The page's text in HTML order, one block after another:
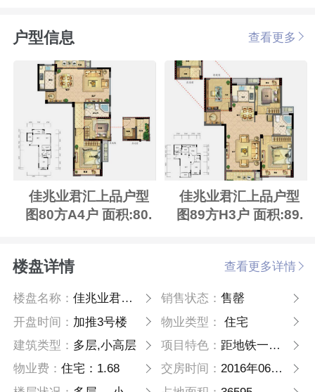
户型信息 查看更多
佳兆业君汇上品户型
图80方A4户 面积:80.
佳兆业君汇上品户型
图89方H3户 面积:89.
楼盘详情 查看更多详情
楼盘名称：佳兆业君汇上品 销售状态： 售罄
开盘时间： 加推3号楼 物业类型：
住宅
建筑类型： 多层,小高层 项目特色： 距地铁一号线乔司南站仅400米，佳兆业品牌住宅
物业费：住宅：1.68 交房时间： 2016年06月30日